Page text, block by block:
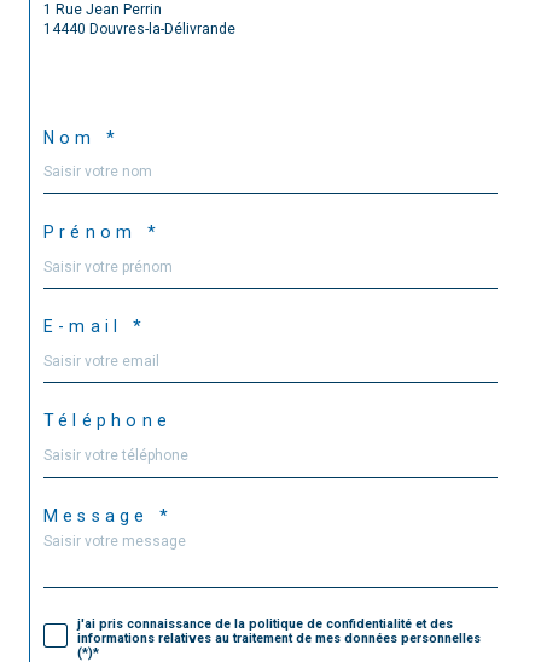
1 Rue Jean Perrin
14440 Douvres-la-Délivrande
Nom *
Prénom *
E-mail *
Téléphone
Message *
j'ai pris connaissance de la politique de confidentialité et des
informations relatives au traitement de mes données personnelles
(*)*